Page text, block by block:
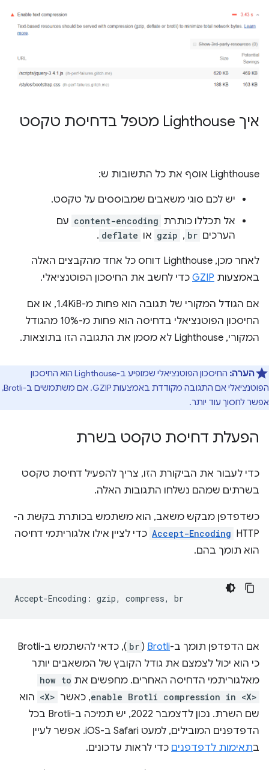
איך Lighthouse מטפל בדחיסת טקסט
‫Lighthouse אוסף את כל התשובות ש:
יש לכם סוגי משאבים שמבוססים על טקסט.
אל תכללו כותרת content-encoding עם
הערכים br
,
gzip או deflate
.
לאחר מכן, Lighthouse דוחס כל אחד מהקבצים האלה
באמצעות GZIP כדי לחשב את החיסכון הפוטנציאלי.
אם הגודל המקורי של תגובה הוא פחות מ-1.4KiB, או אם
החיסכון הפוטנציאלי בדחיסה הוא פחות מ-10% מהגודל
המקורי, Lighthouse לא מסמן את התגובה הזו בתוצאות.
הערה:
החיסכון הפוטנציאלי שמופיע ב-Lighthouse הוא החיסכון
הפוטנציאלי אם התגובה מקודדת באמצעות GZIP. אם משתמשים ב-Brotli,
אפשר לחסוך עוד יותר.
הפעלת דחיסת טקסט בשרת
כדי לעבור את הביקורת הזו, צריך להפעיל דחיסת טקסט
בשרתים שמהם נשלחו התגובות האלה.
כשדפדפן מבקש משאב, הוא משתמש בכותרת בקשת ה-
HTTP ‏
Accept-Encoding כדי לציין אילו אלגוריתמי דחיסה
הוא תומך בהם.
אם הדפדפן תומך ב-Brotli
(
br
), כדאי להשתמש ב-Brotli
כי הוא יכול לצמצם את גודל הקובץ של המשאבים יותר
מאלגוריתמי הדחיסה האחרים. מחפשים את how to
enable Brotli compression in <X>, כאשר <X> הוא
שם השרת. נכון לדצמבר 2022, יש תמיכה ב-Brotli בכל
הדפדפנים המובילים, למעט Safari ב-iOS. אפשר לעיין
בתאימות לדפדפנים כדי לראות עדכונים.